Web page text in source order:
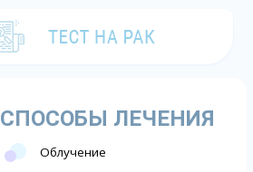
СПОСОБЫ ЛЕЧЕНИЯ
Облучение